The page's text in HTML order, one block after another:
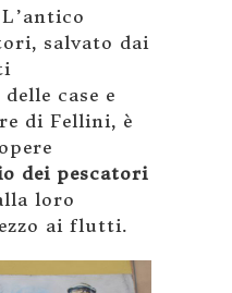
salvato dai
case e
di Fellini, è
dei pescatori
loro
ai flutti.